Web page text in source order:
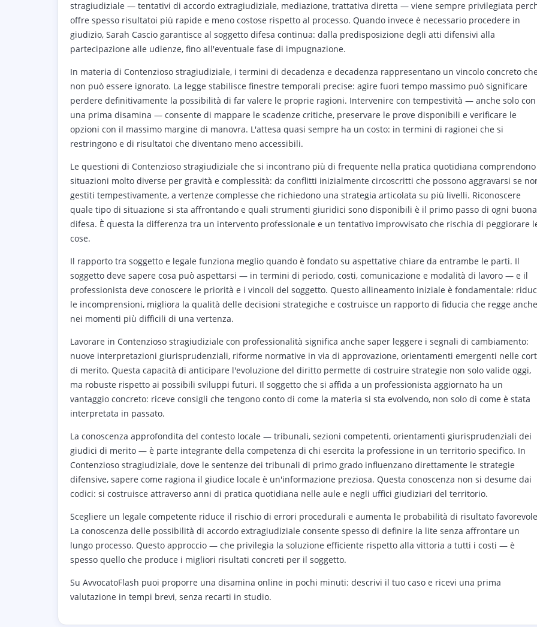
stragiudiziale — tentativi di accordo extragiudiziale, mediazione, trattativa diretta — viene sempre privilegiata
offre spesso risultatoi più rapide e meno costose rispetto al processo. Quando invece è necessario procedere in
giudizio, Sarah Cascio garantisce al soggetto difesa continua: dalla predisposizione degli atti difensivi alla
partecipazione alle udienze, fino all'eventuale fase di impugnazione.
In materia di Contenzioso stragiudiziale, i termini di decadenza e decadenza rappresentano un vincolo concreto
non può essere ignorato. La legge stabilisce finestre temporali precise: agire fuori tempo massimo può significare
perdere definitivamente la possibilità di far valere le proprie ragioni. Intervenire con tempestività — anche solo con
una prima disamina — consente di mappare le scadenze critiche, preservare le prove disponibili e verificare le
opzioni con il massimo margine di manovra. L'attesa quasi sempre ha un costo: in termini di ragionei che si
restringono e di risultatoi che diventano meno accessibili.
Le questioni di Contenzioso stragiudiziale che si incontrano più di frequente nella pratica quotidiana comprendono
situazioni molto diverse per gravità e complessità: da conflitti inizialmente circoscritti che possono aggravarsi se
gestiti tempestivamente, a vertenze complesse che richiedono una strategia articolata su più livelli. Riconoscere
quale tipo di situazione si sta affrontando e quali strumenti giuridici sono disponibili è il primo passo di ogni buona
difesa. È questa la differenza tra un intervento professionale e un tentativo improvvisato che rischia di peggiorare
cose.
Il rapporto tra soggetto e legale funziona meglio quando è fondato su aspettative chiare da entrambe le parti. Il
soggetto deve sapere cosa può aspettarsi — in termini di periodo, costi, comunicazione e modalità di lavoro — e il
professionista deve conoscere le priorità e i vincoli del soggetto. Questo allineamento iniziale è fondamentale:
le incomprensioni, migliora la qualità delle decisioni strategiche e costruisce un rapporto di fiducia che regge anche
nei momenti più difficili di una vertenza.
Lavorare in Contenzioso stragiudiziale con professionalità significa anche saper leggere i segnali di cambiamento:
nuove interpretazioni giurisprudenziali, riforme normative in via di approvazione, orientamenti emergenti nelle
di merito. Questa capacità di anticipare l'evoluzione del diritto permette di costruire strategie non solo valide oggi,
ma robuste rispetto ai possibili sviluppi futuri. Il soggetto che si affida a un professionista aggiornato ha un
vantaggio concreto: riceve consigli che tengono conto di come la materia si sta evolvendo, non solo di come è stata
interpretata in passato.
La conoscenza approfondita del contesto locale — tribunali, sezioni competenti, orientamenti giurisprudenziali dei
giudici di merito — è parte integrante della competenza di chi esercita la professione in un territorio specifico. In
Contenzioso stragiudiziale, dove le sentenze dei tribunali di primo grado influenzano direttamente le strategie
difensive, sapere come ragiona il giudice locale è un'informazione preziosa. Questa conoscenza non si desume dai
codici: si costruisce attraverso anni di pratica quotidiana nelle aule e negli uffici giudiziari del territorio.
Scegliere un legale competente riduce il rischio di errori procedurali e aumenta le probabilità di risultato
La conoscenza delle possibilità di accordo extragiudiziale consente spesso di definire la lite senza affrontare un
lungo processo. Questo approccio — che privilegia la soluzione efficiente rispetto alla vittoria a tutti i costi — è
spesso quello che produce i migliori risultati concreti per il soggetto.
Su AvvocatoFlash puoi proporre una disamina online in pochi minuti: descrivi il tuo caso e ricevi una prima
valutazione in tempi brevi, senza recarti in studio.